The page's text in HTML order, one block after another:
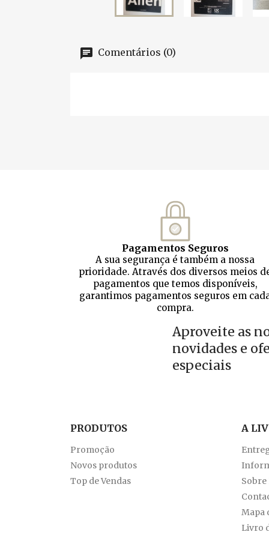
Comentários (0)
Pagamentos Seguros
A sua segurança é também a nossa
prioridade. Através dos diversos meios
pagamentos que temos disponíveis,
garantimos pagamentos seguros em
compra.
Aproveite as
novidades e
especiais
PRODUTOS
Promoção
Novos produtos
Top de Vendas
A
Sobre
Mapa
Livro